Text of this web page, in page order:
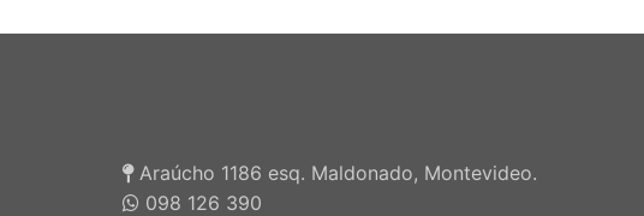
Araúcho 1186 esq. Maldonado, Montevideo.
098 126 390